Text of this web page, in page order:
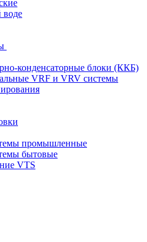
воде
конденсаторные блоки (ККБ)
VRF и VRV системы
промышленные
бытовые
VTS